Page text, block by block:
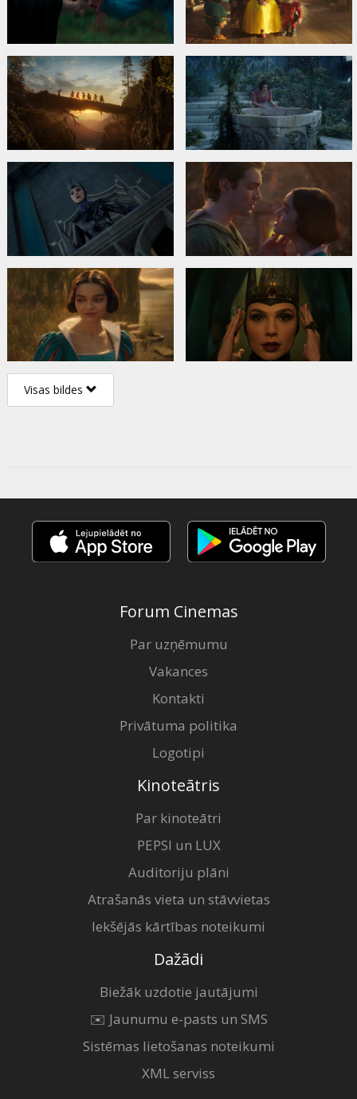
Visas bildes
Forum Cinemas
Par uzņēmumu
Vakances
Kontakti
Privātuma politika
Logotipi
Kinoteātris
Par kinoteātri
PEPSI un LUX
Auditoriju plāni
Atrašanās vieta un stāvvietas
Iekšējās kārtības noteikumi
Dažādi
Biežāk uzdotie jautājumi
✉️ Jaunumu e-pasts un SMS
Sistēmas lietošanas noteikumi
XML serviss